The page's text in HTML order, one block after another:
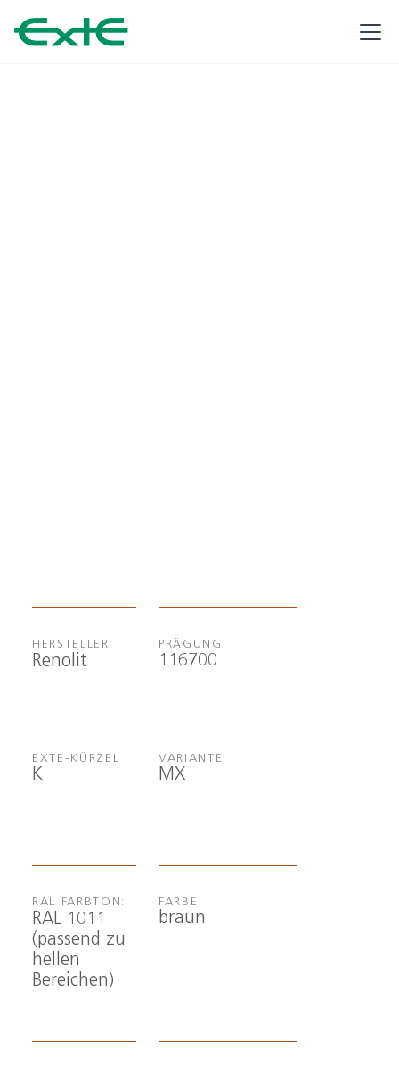
HERSTELLER
Renolit
EXTE-KÜRZEL
K
PRÄGUNG
116700
VARIANTE
MX
RAL FARBTON:
RAL 1011
(passend zu
hellen
Bereichen)
FARBE
braun